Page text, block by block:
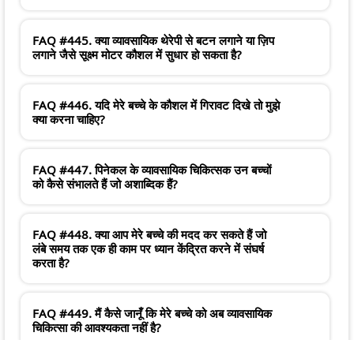
FAQ #445. क्या व्यावसायिक थेरेपी से बटन लगाने या ज़िप
लगाने जैसे सूक्ष्म मोटर कौशल में सुधार हो सकता है?
FAQ #446. यदि मेरे बच्चे के कौशल में गिरावट दिखे तो मुझे
क्या करना चाहिए?
FAQ #447. पिनेकल के व्यावसायिक चिकित्सक उन बच्चों
को कैसे संभालते हैं जो अशाब्दिक हैं?
FAQ #448. क्या आप मेरे बच्चे की मदद कर सकते हैं जो
लंबे समय तक एक ही काम पर ध्यान केंद्रित करने में संघर्ष
करता है?
FAQ #449. मैं कैसे जानूँ कि मेरे बच्चे को अब व्यावसायिक
चिकित्सा की आवश्यकता नहीं है?